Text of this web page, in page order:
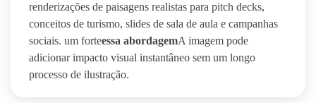
renderizações de paisagens realistas para pitch decks,
conceitos de turismo, slides de sala de aula e campanhas
sociais. um forteessa abordagemA imagem pode
adicionar impacto visual instantâneo sem um longo
processo de ilustração.